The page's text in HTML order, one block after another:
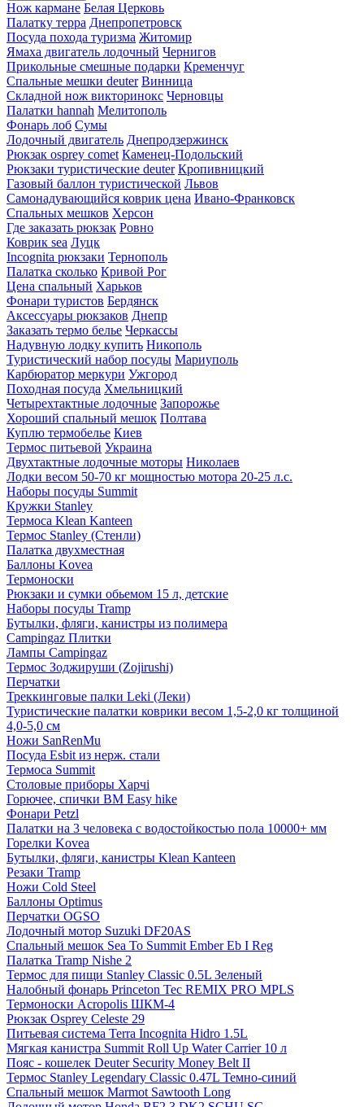
Нож кармане Белая Церковь
Палатку терра Днепропетровск
Посуда похода туризма Житомир
Ямаха двигатель лодочный Чернигов
Прикольные смешные подарки Кременчуг
Спальные мешки deuter Винница
Складной нож викторинокс Черновцы
Палатки hannah Мелитополь
Фонарь лоб Сумы
Лодочный двигатель Днепродзержинск
Рюкзак osprey comet Каменец-Подольский
Рюкзаки туристические deuter Кропивницкий
Газовый баллон туристической Львов
Самонадувающийся коврик цена Ивано-Франковск
Спальных мешков Херсон
Где заказать рюкзак Ровно
Коврик sea Луцк
Incognita рюкзаки Тернополь
Палатка сколько Кривой Рог
Цена спальный Харьков
Фонари туристов Бердянск
Аксессуары рюкзаков Днепр
Заказать термо белье Черкассы
Надувную лодку купить Никополь
Туристический набор посуды Мариуполь
Карбюратор меркури Ужгород
Походная посуда Хмельницкий
Четырехтактные лодочные Запорожье
Хороший спальный мешок Полтава
Куплю термобелье Киев
Термос питьевой Украина
Двухтактные лодочные моторы Николаев
Лодки весом 50-70 кг мощностью мотора 20-25 л.с.
Наборы посуды Summit
Кружки Stanley
Термоса Klean Kanteen
Термос Stanley (Стенли)
Палатка двухместная
Баллоны Kovea
Термоноски
Рюкзаки и сумки обьемом 15 л, детские
Наборы посуды Tramp
Бутылки, фляги, канистры из полимера
Campingaz Плитки
Лампы Campingaz
Термос Зоджируши (Zojirushi)
Перчатки
Треккинговые палки Leki (Леки)
Туристические палатки коврики весом 1,5-2,0 кг толщиной
4,0-5,0 см
Ножи SanRenMu
Посуда Esbit из нерж. стали
Термоса Summit
Столовые приборы Харчі
Горючее, спички BM Easy hike
Фонари Petzl
Палатки на 3 человека с водостойкостью пола 10000+ мм
Горелки Kovea
Бутылки, фляги, канистры Klean Kanteen
Резаки Tramp
Ножи Cold Steel
Баллоны Optimus
Перчатки OGSO
Лодочный мотор Suzuki DF20AS
Спальный мешок Sea To Summit Ember Eb I Reg
Палатка Tramp Nishe 2
Термос для пищи Stanley Classic 0.5L Зеленый
Налобный фонарь Princeton Tec REMIX PRO MPLS
Термоноски Acropolis ШКМ-4
Рюкзак Osprey Celeste 29
Питьевая система Terra Incognita Hidro 1.5L
Мягкая канистра Summit Roll Up Water Carrier 10 л
Пояс - кошелек Deuter Security Money Belt II
Термос Stanley Legendary Classic 0.47L Темно-синий
Спальный мешок Marmot Sawtooth Long